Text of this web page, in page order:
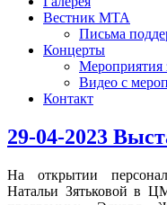
Вестник МТА
Письма
Концерты
Мероприятия
Видео с
Контакт
29-04-2023
На открытии
Натальи Зятьковой в